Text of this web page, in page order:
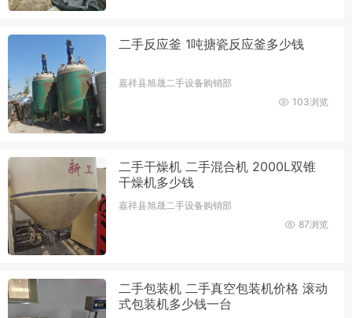
二手反应釜 1吨搪瓷反应釜多少钱
嘉祥县旭晟二手设备购销部
103浏览
二手干燥机 二手混合机 2000L双锥
干燥机多少钱
嘉祥县旭晟二手设备购销部
87浏览
二手包装机 二手真空包装机价格 滚动
式包装机多少钱一台